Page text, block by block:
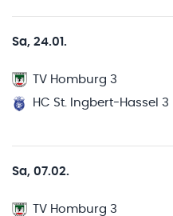
Sa, 24.01.
TV Homburg 3
HC St. Ingbert-Hassel 3
Sa, 07.02.
TV Homburg 3